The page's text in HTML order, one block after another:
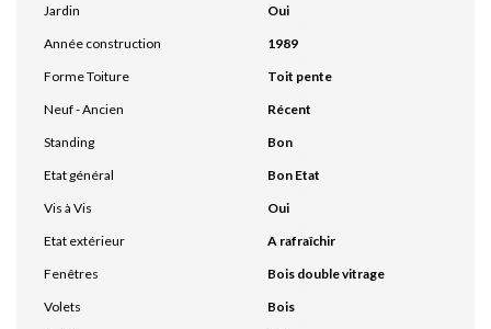
Jardin
Oui
Année construction
1989
Forme Toiture
Toit pente
Neuf - Ancien
Récent
Standing
Bon
Etat général
Bon Etat
Vis à Vis
Oui
Etat extérieur
A rafraîchir
Fenêtres
Bois double vitrage
Volets
Bois